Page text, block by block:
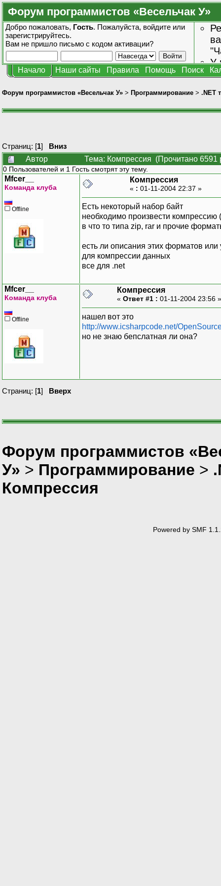
Форум программистов «Весельчак У»
Добро пожаловать, Гость. Пожалуйста, войдите или
зарегистрируйтесь.
Вам не пришло письмо с кодом активации?
У
Начало Наши сайты Правила Помощь Поиск
Форум программистов «Весельчак У» > Программирование > .NET
Страниц: [1] Вниз
Автор
Тема: Компрессия (Прочитано 6591
0 Пользователей и 1 Гость смотрят эту тему.
Mfcer__
Команда клуба
Offline
Компрессия
« : 01-11-2004 22:37 »
Есть некоторый набор байт
необходимо произвести компрессию
в что то типа zip, rar и прочие
есть ли описания этих форматов
для компрессии данных
все для .net
Mfcer__
Команда клуба
Offline
Компрессия
« Ответ #1 : 01-11-2004 23:56
нашел вот это
http://www.icsharpcode.net/
но не знаю бепслатная ли она?
Страниц: [1] Вверх
Форум программистов
У» > Программирование >
Компрессия
Powered by SMF